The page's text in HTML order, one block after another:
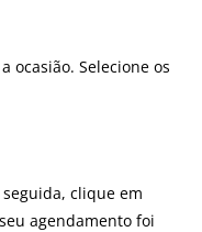
ocasião. Selecione os
clique em
agendamento foi